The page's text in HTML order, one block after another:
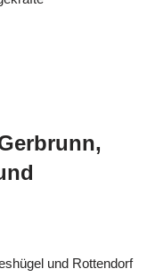
und Rottendorf